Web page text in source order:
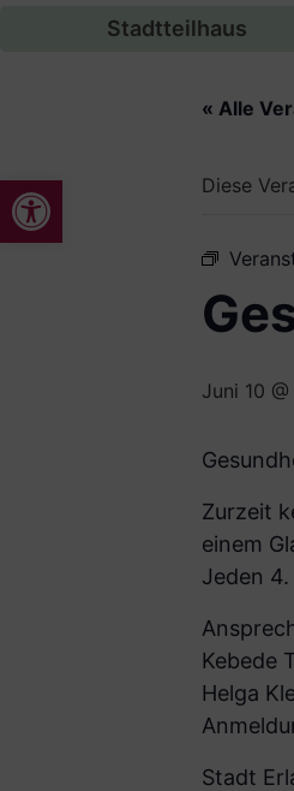
Werkzeugleiste öffnen
Stadtteilhaus
« Alle
Diese
Juni 10
Zurzeit
einem
Jeden
Kebede
Helga
Stadt